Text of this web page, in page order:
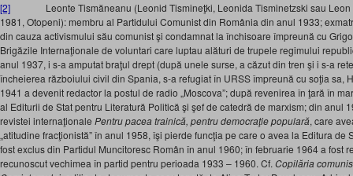
[2] Leonte Tismăneanu (Leonid Tismineţki, Leonida Tisminetzski sau Leon
1981, Otopeni): membru al Partidului Comunist din România din anul 1933;
din cauza activismului său comunist şi condamnat la închisoare împreună cu
Brigăzile Internaţionale de voluntari care luptau alături de trupele regimului
anul 1937, i s-a amputat braţul drept (după unele surse, a căzut din tren şi i s-a
încheierea războiului civil din Spania, s-a refugiat în URSS împreună cu soţia sa,
1941 a devenit redactor la postul de radio „Moscova”; după revenirea în ţară în
al Editurii de Stat pentru Literatură Politică şi şef de catedră de marxism; din anul
revistei internaţionale Pentru pacea trainică, pentru democraţie populară, care
„atitudine fracţionistă” în anul 1958, îşi pierde funcţia pe care o avea la Editura de
fost exclus din Partidul Muncitoresc Român în anul 1960; în februarie 1964 a fost
recunoscut vechimea în partid pentru perioada 1933 – 1960. Cf. Copilăria